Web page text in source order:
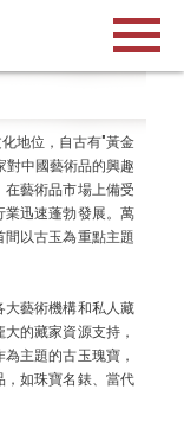
地位，自古有"黃金
對中國藝術品的興趣
在藝術品市場上備受
業迅速蓬勃發展。萬
以古玉為重點主題
大藝術機構和私人藏
的藏家資源支持，
主題的古玉瑰寶，
，如珠寶名錶、當代